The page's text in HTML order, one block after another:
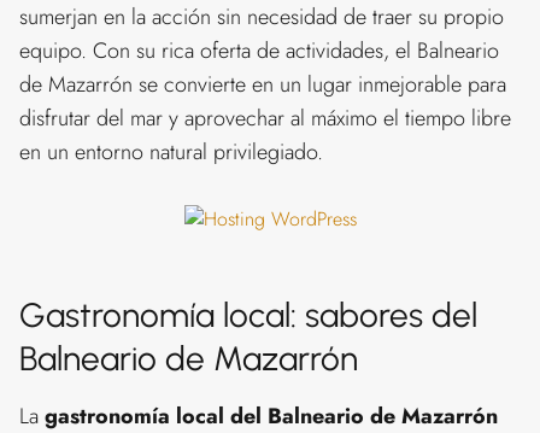
sumerjan en la acción sin necesidad de traer su propio
equipo. Con su rica oferta de actividades, el Balneario
de Mazarrón se convierte en un lugar inmejorable para
disfrutar del mar y aprovechar al máximo el tiempo libre
en un entorno natural privilegiado.
Gastronomía local: sabores del
Balneario de Mazarrón
Lagastronomía local del Balneario de Mazarrón